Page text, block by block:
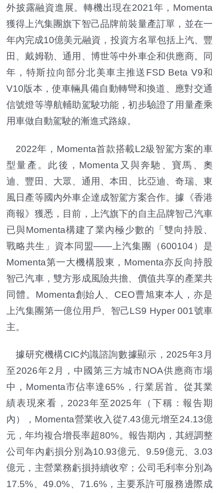
外披露融資進展。轉機出現在2021年，Momenta
獲得上汽集團旗下智己品牌前裝量產訂單，並在一
年內完成10億美元融資，投資方名單包括上汽、豐
田、戴姆勒、通用、博世等中外車企和供應商。同
年，特斯拉向部分北美車主推送FSD Beta V9和
V10版本，使車輛具備自動轉彎和換道、應對交通
信號燈等導航輔助駕駛功能，初步驗證了用量產乘
用車做自動駕駛的漸進式路線。
2022年，Momenta首款搭載L2級智駕方案的車
型量產。此後，Momenta又與奔馳、寶馬、奧
迪、豐田、大眾、通用、本田、比亞迪、奇瑞、東
風日產等國內外車企達成智駕方案合作。據《香港
商報》獲悉，目前，上汽旗下的自主品牌智己汽車
已與Momenta構建了業內極少數的「雙向持股、
戰略共生」資本同盟——上汽集團（600104）是
Momenta第一大機構股東，Momenta亦反向持股
智己汽車，雙方形成風險共擔、價值共享的產業共
同體。Momenta創始人、CEO曹旭東本人，亦是
上汽集團第一億位用戶、智己LS9 Hyper 001號車
主。
據研究機構CIC灼識諮詢數據顯示，2025年3月
至2026年2月，中國第三方城市NOA供應商市場
中，Momenta市佔率達65%，行業居首。從其業
績表現來看，2023年至2025年（下稱：報告期
內），Momenta營業收入從7.43億元增至24.13億
元，年均複合增長率超80%。報告期內，其經調整
公司年內虧損分別為10.93億元、9.59億元、3.03
億元，主營業務虧損持續收窄；公司毛利率分別為
17.5%、49.0%、71.6%，主要系許可服務邊際成